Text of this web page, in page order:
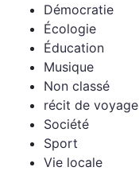
Démocratie
Écologie
Éducation
Musique
Non classé
récit de voyage
Société
Sport
Vie locale